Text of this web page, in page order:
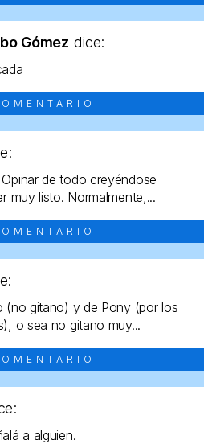
Gómez dice:
de todo creyéndose
muy listo. Normalmente,...
(no gitano) y de Pony (por los
o sea no gitano muy...
a alguien.